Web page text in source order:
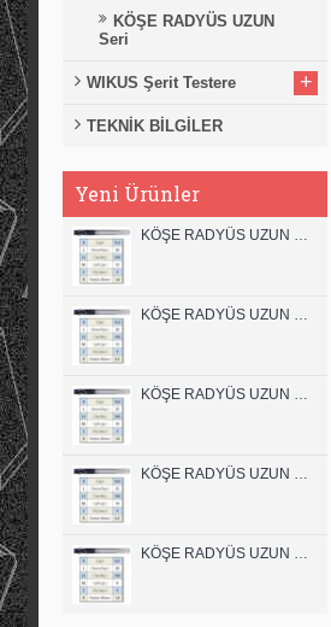
KÖŞE RADYÜS UZUN
Seri
WIKUS Şerit Testere +
TEKNİK BİLGİLER
Yeni Ürünler